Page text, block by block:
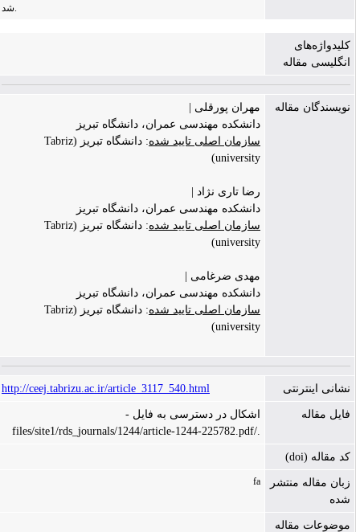
کلیدواژه‌های
انگلیسی مقاله
نویسندگان مقاله
مهران پورقلی |
دانشکده مهندسی عمران، دانشگاه تبریز
سازمان اصلی تایید شده
: دانشگاه تبریز (Tabriz
university)
رضا تاری نژاد |
دانشکده مهندسی عمران، دانشگاه تبریز
سازمان اصلی تایید شده
: دانشگاه تبریز (Tabriz
university)
مهدی ضرغامی |
دانشکده مهندسی عمران، دانشگاه تبریز
سازمان اصلی تایید شده
: دانشگاه تبریز (Tabriz
university)
نشانی اینترنتی http://ceej.tabrizu.ac.ir/article_3117_540.html
فایل مقاله
اشکال در دسترسی به فایل -
کد مقاله (doi)
زبان مقاله منتشر
شده
موضوعات مقاله